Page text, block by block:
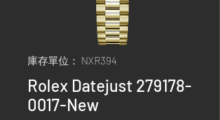
庫存單位： NXR394
Rolex Datejust 279178-
0017-New